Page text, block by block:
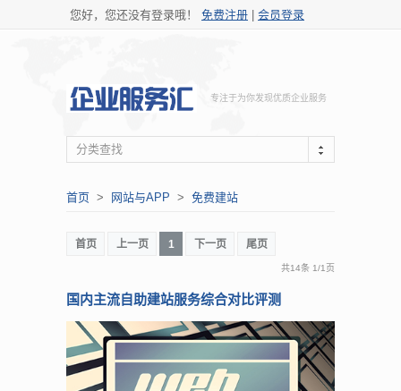
您好，您还没有登录哦！ 免费注册 会员登录
专注于为你发现优质企业服务
分类查找
首页 > 网站与APP > 免费建站
首页 上一页 1 下一页 尾页
共14条 1/1页
国内主流自助建站服务综合对比评测